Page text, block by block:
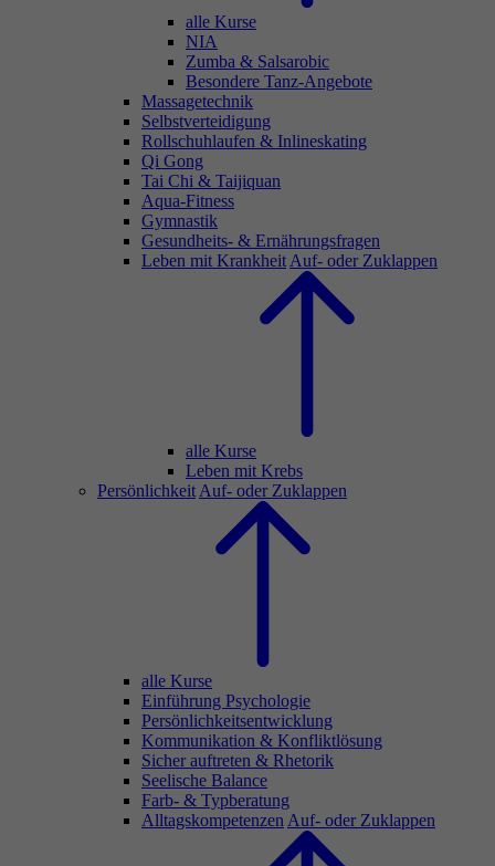
alle Kurse
NIA
Zumba & Salsarobic
Besondere Tanz-Angebote
Massagetechnik
Selbstverteidigung
Rollschuhlaufen & Inlineskating
Qi Gong
Tai Chi & Taijiquan
Aqua-Fitness
Gymnastik
Gesundheits- & Ernährungsfragen
Leben mit Krankheit Auf- oder Zuklappen
alle Kurse
Leben mit Krebs
Persönlichkeit Auf- oder Zuklappen
alle Kurse
Einführung Psychologie
Persönlichkeitsentwicklung
Kommunikation & Konfliktlösung
Sicher auftreten & Rhetorik
Seelische Balance
Farb- & Typberatung
Alltagskompetenzen Auf- oder Zuklappen